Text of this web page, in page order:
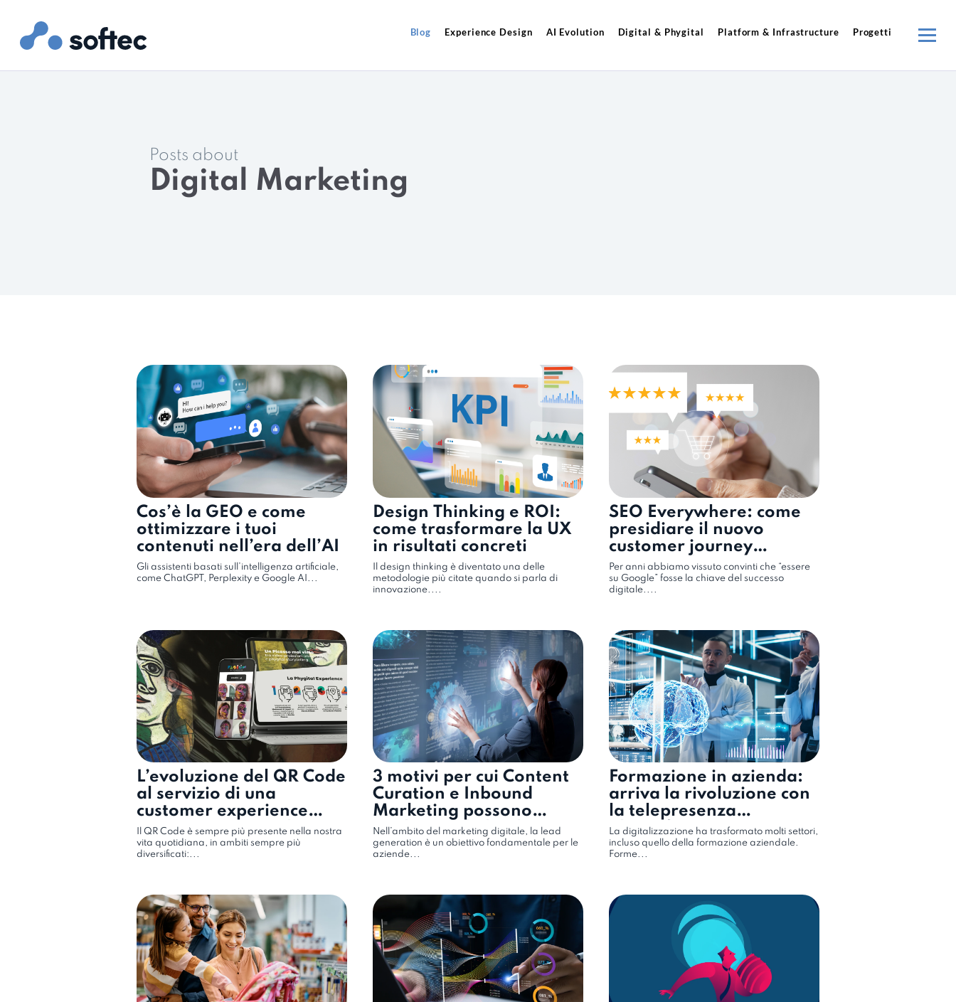
Blog Experience Design AI Evolution Digital & Phygital Platform & Infrastructure Progetti
Posts about
Digital Marketing
Cos’è la GEO e come
ottimizzare i tuoi
contenuti nell’era dell’AI
Gli assistenti basati sull’intelligenza artificiale,
come ChatGPT, Perplexity e Google AI...
Design Thinking e ROI:
come trasformare la UX
in risultati concreti
Il design thinking è diventato una delle
metodologie più citate quando si parla di
innovazione....
SEO Everywhere: come
presidiare il nuovo
customer journey
omnicanale
Per anni abbiamo vissuto convinti che “essere
su Google” fosse la chiave del successo
digitale....
L’evoluzione del QR Code
al servizio di una
customer experience
sempre più coinvolgente
e phygital
Il QR Code è sempre più presente nella nostra
vita quotidiana, in ambiti sempre più
diversificati:...
3 motivi per cui Content
Curation e Inbound
Marketing possono
migliorare la lead
generation
Nell’ambito del marketing digitale, la lead
generation è un obiettivo fondamentale per le
aziende...
Formazione in azienda:
arriva la rivoluzione con
la telepresenza
olografica
La digitalizzazione ha trasformato molti settori,
incluso quello della formazione aziendale.
Forme...